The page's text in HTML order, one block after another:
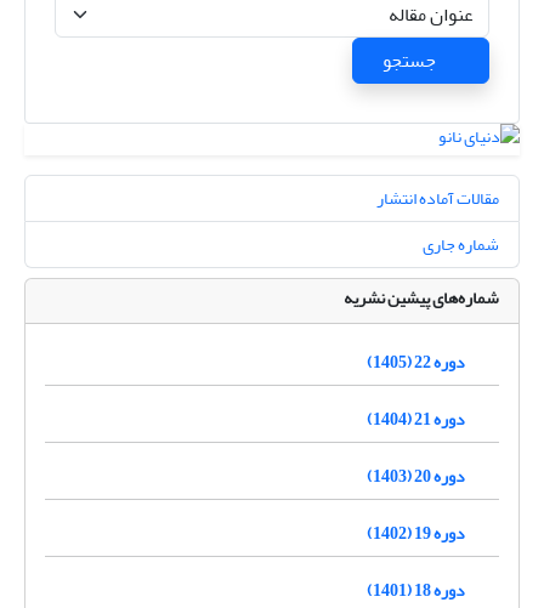
جستجو
مقالات آماده انتشار
شماره جاری
شماره‌های پیشین نشریه
دوره 22 (1405)
دوره 21 (1404)
دوره 20 (1403)
دوره 19 (1402)
دوره 18 (1401)